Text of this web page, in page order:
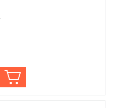
5042496/02 ,